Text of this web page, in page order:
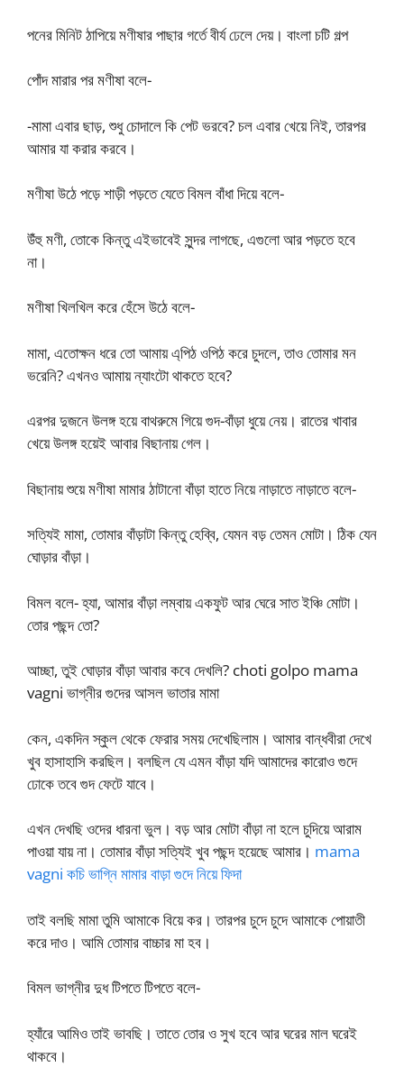
পনের মিনিট ঠাপিয়ে মণীষার পাছার গর্তে বীর্য ঢেলে দেয়। বাংলা চটি গল্প
পোঁদ মারার পর মণীষা বলে-
-মামা এবার ছাড়, শুধু চোদালে কি পেট ভরবে? চল এবার খেয়ে নিই, তারপর
আমার যা করার করবে।
মণীষা উঠে পড়ে শাড়ী পড়তে যেতে বিমল বাঁধা দিয়ে বলে-
উঁহু মণী, তোকে কিন্তু এইভাবেই সুন্দর লাগছে, এগুলো আর পড়তে হবে
না।
মণীষা খিলখিল করে হেঁসে উঠে বলে-
মামা, এতোক্ষন ধরে তো আমায় এ্পিঠ ওপিঠ করে চুদলে, তাও তোমার মন
ভরেনি? এখনও আমায় ন্যাংটো থাকতে হবে?
এরপর দুজনে উলঙ্গ হয়ে বাথরুমে গিয়ে গুদ-বাঁড়া ধুয়ে নেয়। রাতের খাবার
খেয়ে উলঙ্গ হয়েই আবার বিছানায় গেল।
বিছানায় শুয়ে মণীষা মামার ঠাটানো বাঁড়া হাতে নিয়ে নাড়াতে নাড়াতে বলে-
সত্যিই মামা, তোমার বাঁড়াটা কিন্তু হেব্বি, যেমন বড় তেমন মোটা। ঠিক যেন
ঘোড়ার বাঁড়া।
বিমল বলে- হ্যা, আমার বাঁড়া লম্বায় একফুট আর ঘেরে সাত ইঞ্চি মোটা।
তোর পছন্দ তো?
আচ্ছা, তুই ঘোড়ার বাঁড়া আবার কবে দেখলি? choti golpo mama
vagni ভাগ্নীর গুদের আসল ভাতার মামা
কেন, একদিন স্কুল থেকে ফেরার সময় দেখেছিলাম। আমার বান্ধবীরা দেখে
খুব হাসাহাসি করছিল। বলছিল যে এমন বাঁড়া যদি আমাদের কারোও গুদে
ঢোকে তবে গুদ ফেটে যাবে।
এখন দেখছি ওদের ধারনা ভুল। বড় আর মোটা বাঁড়া না হলে চুদিয়ে আরাম
পাওয়া যায় না। তোমার বাঁড়া সত্যিই খুব পছন্দ হয়েছে আমার। mama
vagni কচি ভাগ্নি মামার বাড়া গুদে নিয়ে ফিদা
তাই বলছি মামা তুমি আমাকে বিয়ে কর। তারপর চুদে চুদে আমাকে পোয়াতী
করে দাও। আমি তোমার বাচ্চার মা হব।
বিমল ভাগ্নীর দুধ টিপতে টিপতে বলে-
হ্যাঁরে আমিও তাই ভাবছি। তাতে তোর ও সুখ হবে আর ঘরের মাল ঘরেই
থাকবে।